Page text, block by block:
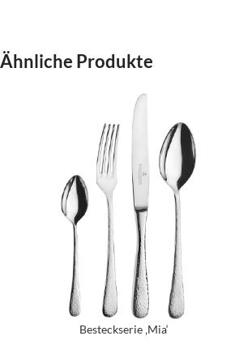
Ähnliche Produkte
Besteckserie ‚Mia‘